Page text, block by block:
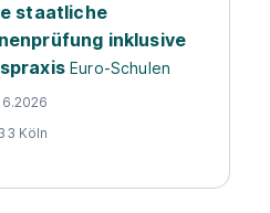
staatliche
inklusive
Euro-Schulen
Köln